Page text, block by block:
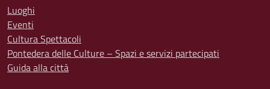
Luoghi
Eventi
Cultura Spettacoli
Pontedera delle Culture – Spazi e servizi partecipati
Guida alla città